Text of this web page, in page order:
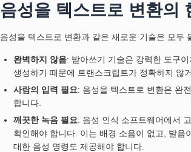
음성을 텍스트로 변환의
음성을 텍스트로 변환과 같은 새로운 기술은 모두
완벽하지 않음: 받아쓰기 기술은 강력한 도구
생성하기 때문에 트랜스크립트가 정확하지 않
사람의 입력 필요: 음성을 텍스트로 변환은 완
합니다.
깨끗한 녹음 필요: 음성 인식 소프트웨어에서
확인해야 합니다. 이는 배경 소음이 없고, 발
대한 음성 명령도 제공해야 합니다.